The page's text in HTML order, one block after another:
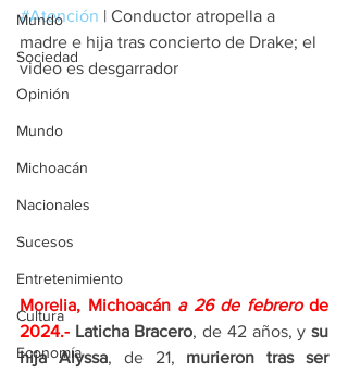
Mundo
Sociedad
Opinión
Mundo
Michoacán
Nacionales
Sucesos
Entretenimiento
Cultura
Economía
#Atención | Conductor atropella a
madre e hija tras concierto de Drake; el
video es desgarrador
Morelia, Michoacán a 26 de febrero de
2024.- Laticha Bracero, de 42 años, y su
hija Alyssa, de 21, murieron tras ser